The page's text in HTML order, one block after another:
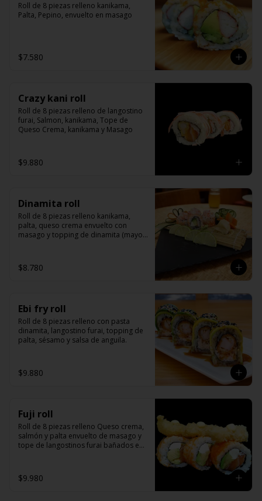
Roll de 8 piezas relleno kanikama,
Palta, Pepino, envuelto en masago
$7.580
Crazy kani roll
Roll de 8 piezas relleno de langostino
furai, Salmon, kanikama, Tope de
Queso Crema, kanikama y Masago
$9.880
Dinamita roll
Roll de 8 piezas relleno kanikama,
palta, queso crema envuelto con
masago y topping de dinamita (mayo y
$8.780
Ebi fry roll
Roll de 8 piezas relleno con pasta
dinamita, langostino furai, topping de
palta, sésamo y salsa de anguila.
$9.880
Fuji roll
Roll de 8 piezas relleno Queso crema,
salmón y palta envuelto de masago y
tope de langostinos furai bañados en
$9.980